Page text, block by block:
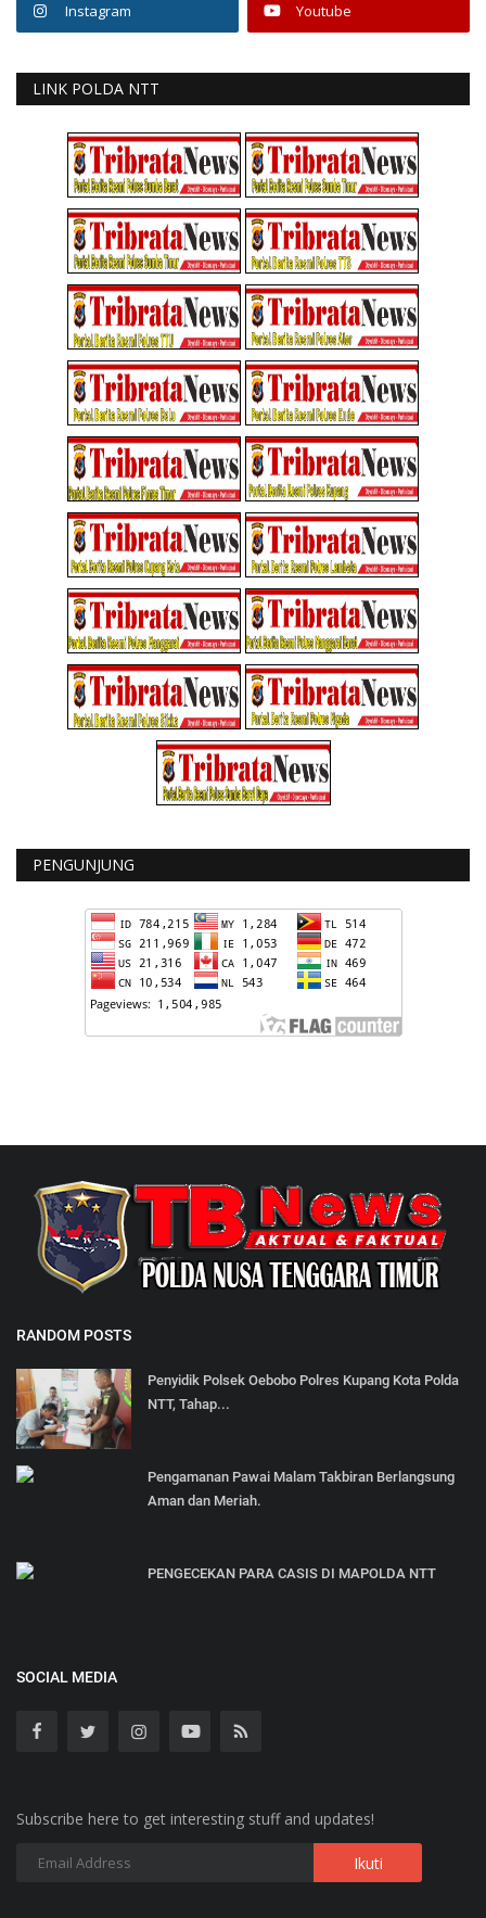
Instagram Youtube
LINK POLDA NTT
PENGUNJUNG
RANDOM POSTS
Penyidik Polsek Oebobo Polres Kupang Kota Polda
NTT, Tahap...
Pengamanan Pawai Malam Takbiran Berlangsung
Aman dan Meriah.
PENGECEKAN PARA CASIS DI MAPOLDA NTT
SOCIAL MEDIA
Subscribe here to get interesting stuff and updates!